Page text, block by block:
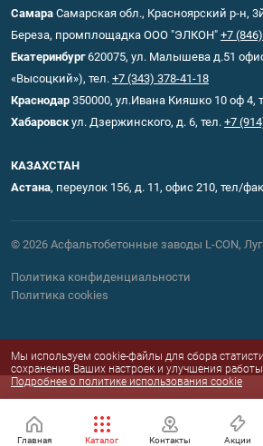
Самара Самарская обл., Красноярский р-н,
Береза, промплощадка ООО "ЭЛКОН" +7
Екатеринбург620075, ул. Малышева д.51
«Высоцкий»), тел. +7 (343) 378-41-18
Краснодар 350000, ул.Ивана Кияшко 10 оф 4,
Хабаровск ул. Дзержинского, д. 6, тел. +7
КАЗАХСТАН
Астана, переулок 156, д. 11, офис 210, тел/
© 2026 Асфальтобетонные заводы L-CON,
Политика конфиденциальности
Политика cookies
Главная Каталог Контакты Акции
заводы
Мы используем cookie-файлы для сбора
сохранения Ваших настроек и улучшения работы
Подробнее о политике использования cookie